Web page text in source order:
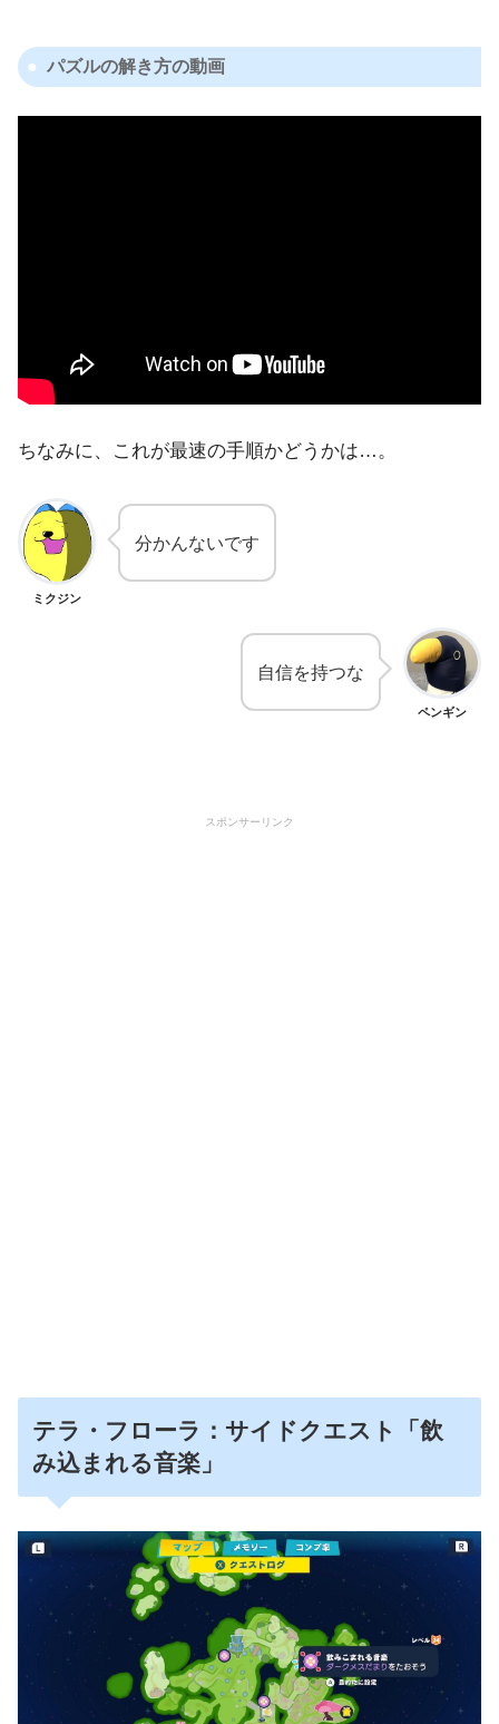
パズルの解き方の動画
ちなみに、これが最速の手順かどうかは…。
ミクジン
分かんないです
ペンギン
自信を持つな
スポンサーリンク
テラ・フローラ：サイドクエスト「飲
み込まれる音楽」